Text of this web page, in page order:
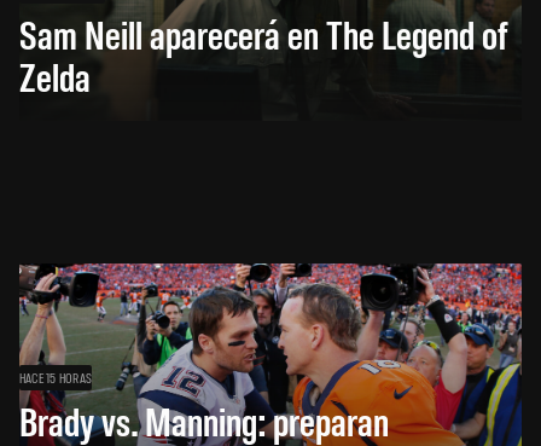
Sam Neill aparecerá en The Legend of
Zelda
HACE 15 HORAS
Brady vs. Manning: preparan